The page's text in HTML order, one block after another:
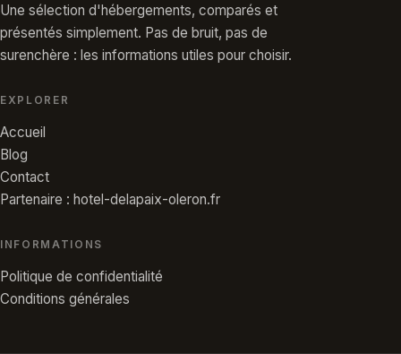
Une sélection d'hébergements, comparés et
présentés simplement. Pas de bruit, pas de
surenchère : les informations utiles pour choisir.
EXPLORER
Accueil
Blog
Contact
Partenaire : hotel-delapaix-oleron.fr
INFORMATIONS
Politique de confidentialité
Conditions générales